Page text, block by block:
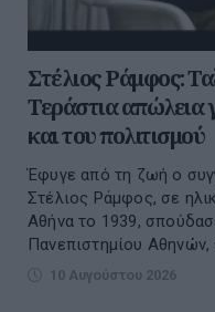
Στέλιος Ράμφος:
Τεράστια απώλεια
και του πολιτισμού
Έφυγε από τη ζωή ο
Στέλιος Ράμφος, σε
Αθήνα το 1939,
Πανεπιστημίου Αθηνών,
10 Αυγούστου 2026